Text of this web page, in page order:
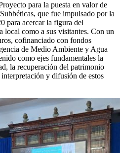
para la puesta en valor de
que fue impulsado por la
para acercar la figura del
local como a sus visitantes. Con un
cofinanciado con fondos
de Medio Ambiente y Agua
como ejes fundamentales la
la recuperación del patrimonio
y difusión de estos